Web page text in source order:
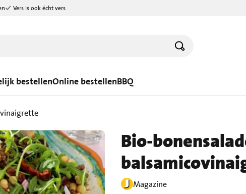
Vers is ook écht vers
bestellenOnline bestellenBBQ
Bio-
Magazine